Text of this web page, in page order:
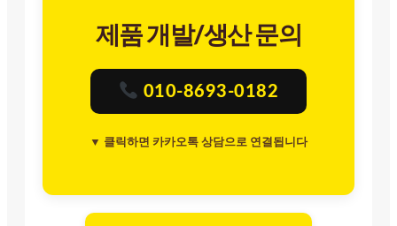
제품 개발/생산 문의
010-8693-0182
▼ 클릭하면 카카오톡 상담으로 연결됩니다